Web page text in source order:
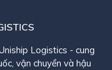
Logistics - cung
vận chuyển và hậu